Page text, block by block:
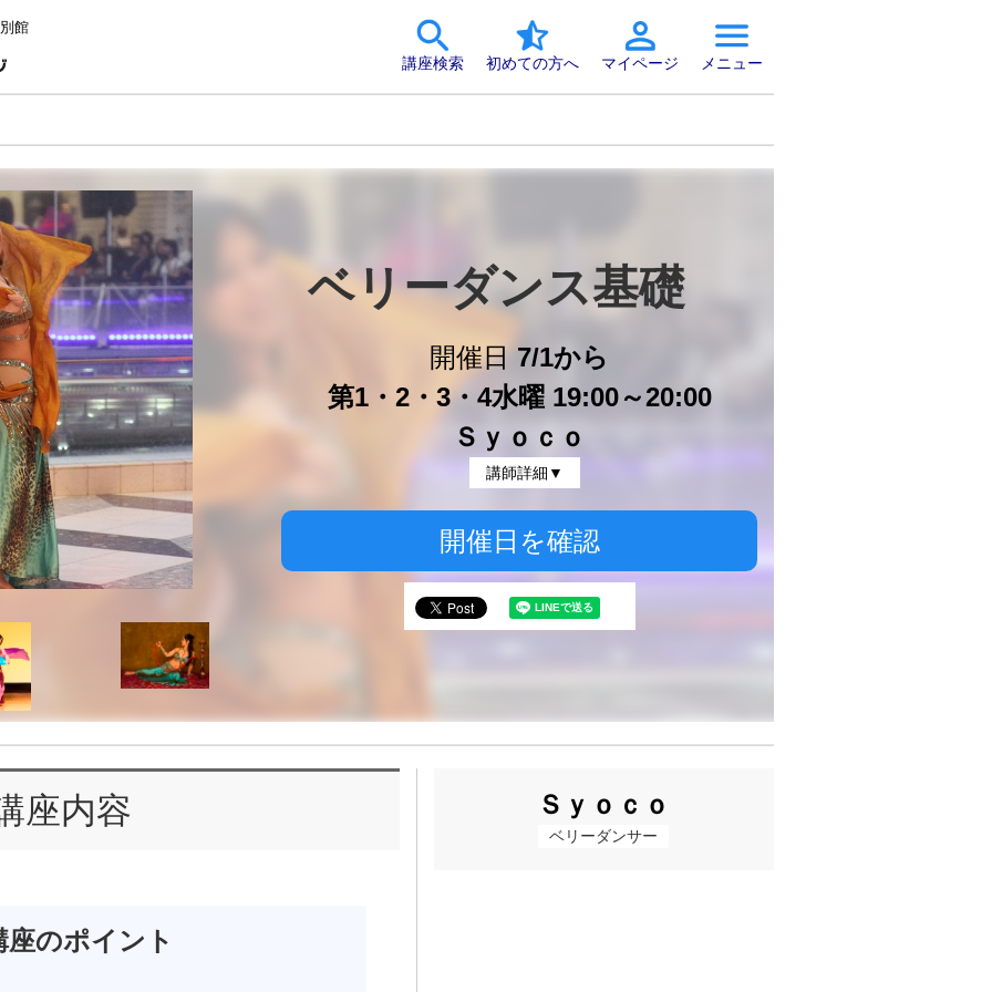
館
講座検索 初めての方へ マイページ メニュー
ベリーダンス基礎
開催日 7/1から
第1・2・3・4水曜 19:00～20:00
Ｓｙｏｃｏ
講師詳細▼
開催日を確認
座内容
のポイント
Ｓｙｏｃｏ
ベリーダンサー